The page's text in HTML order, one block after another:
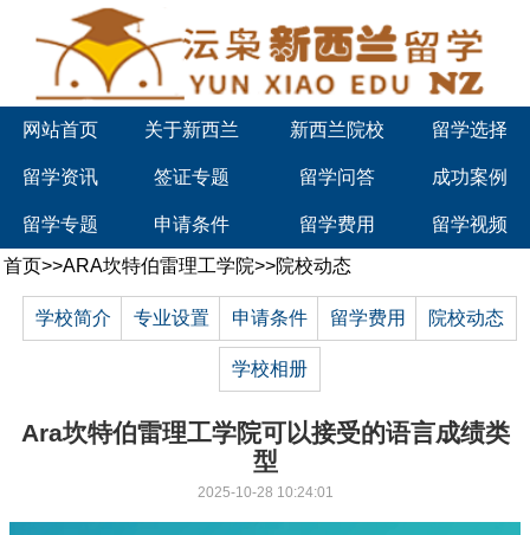
网站首页 关于新西兰 新西兰院校 留学选择
留学资讯 签证专题 留学问答 成功案例
留学专题 申请条件 留学费用 留学视频
首页>>ARA坎特伯雷理工学院>>院校动态
学校简介 专业设置 申请条件 留学费用 院校动态
学校相册
Ara坎特伯雷理工学院可以接受的语言成绩类
型
2025-10-28 10:24:01